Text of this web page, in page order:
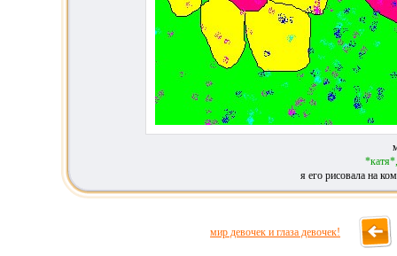
я его рисовала на
мир девочек и глаза девочек!